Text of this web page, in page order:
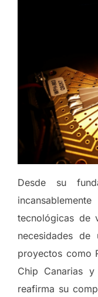
Desde su
tecnológicas de
necesidades de
proyectos como
Chip Canarias
reafirma su